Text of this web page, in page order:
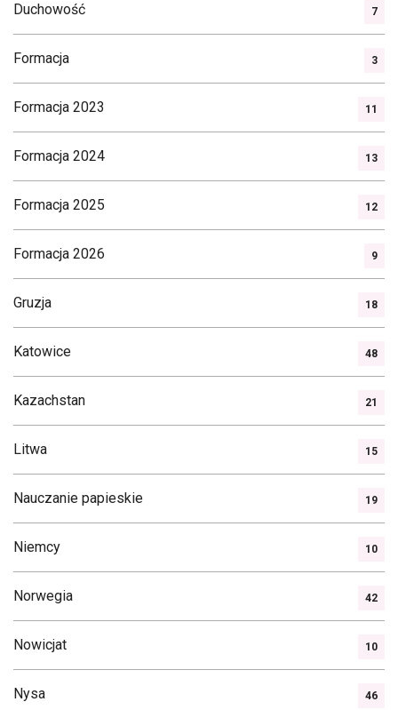
Duchowość 7
Formacja 3
Formacja 2023 11
Formacja 2024 13
Formacja 2025 12
Formacja 2026 9
Gruzja 18
Katowice 48
Kazachstan 21
Litwa 15
Nauczanie papieskie 19
Niemcy 10
Norwegia 42
Nowicjat 10
Nysa 46